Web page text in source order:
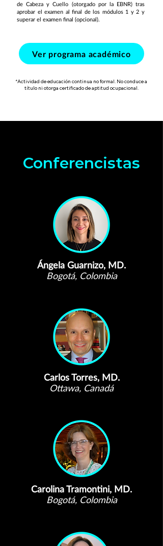
de Cabeza y Cuello (otorgado por la EBNR) tras
aprobar el examen al final de los módulos 1 y 2 y
superar el examen final (opcional).
Ver programa académico
*Actividad de educación continua no formal. No conduce a
título ni otorga certificado de aptitud ocupacional.
Conferencistas
Ángela Guarnizo, MD.
Bogotá, Colombia
Carlos Torres, MD.
Ottawa, Canadá
Carolina Tramontini, MD.
Bogotá, Colombia